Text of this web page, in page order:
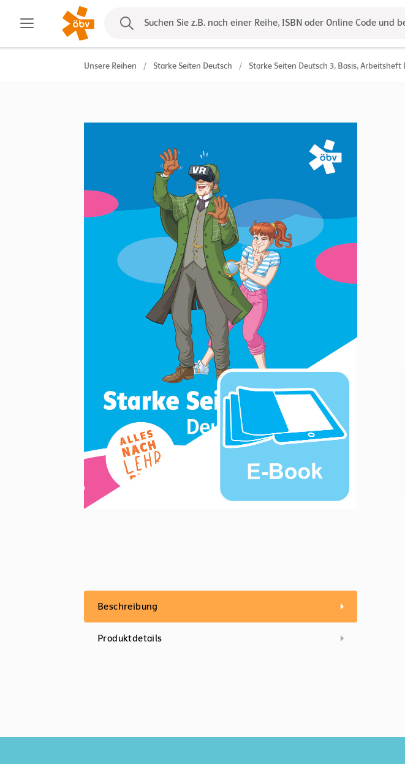
Suchen Sie z.B. nach einer Reihe, ISBN oder Online Code und
Kontakt
Unsere Reihen / Starke Seiten Deutsch / Starke Seiten Deutsch 3, Basis, Arbeitsheft
Beschreibung
Produktdetails